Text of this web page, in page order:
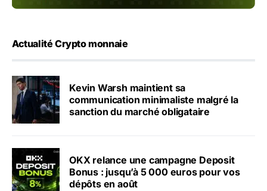
Actualité Crypto monnaie
Kevin Warsh maintient sa
communication minimaliste malgré la
sanction du marché obligataire
OKX relance une campagne Deposit
Bonus : jusqu’à 5 000 euros pour vos
dépôts en août